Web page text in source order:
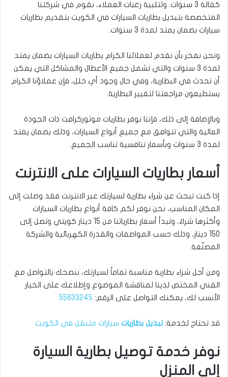
كفالة 3 سنوات. ولتلبية رغبات العملاء، نقوم في شركتنا
المتخصصة بتبديل بطاريات السيارات في الكويت بتقديم بطاريات
سيارات بضمان يمتد لمدة 3 سنوات.
ونحن نفخر بأن نقدم لعملائنا الكرام بطاريات السيارات بضمان يمتد
لمدة 3 سنوات والتي تشمل جميع الأعطال والمشاكل التي يمكن
أن تحدث في البطارية، وفي حال وجود أي خلل، فإن عملاؤنا الكرام
يستطيعون مراجعتنا لتغيير البطارية.
وبالإضافة إلى ذلك، فإننا نوفر بطاريات موتوركرافت ذات الجودة
العالية والتي تتوافق مع جميع أنواع السيارات، وذلك بضمان يمتد
لمدة 3 سنوات وبأسعار تنافسية تناسب الجميع.
أسعار بطاريات السيارات على الانترنت
إذا كنت تبحث عن شراء بطارية لسيارتك عبر الانترنت فقد وصلت إلى
المكان المناسب، نحن نوفر لكم كافة أنواع بطاريات السيارات
وأكثرها شراءً، وتبدأ أسعار بطارياتنا من 15 دينار كويتي وتصل إلى
150 دينار، وذلك حسب المواصفات والقدرة الكهربائية والشركة
المصنّعة.
ومن أجل شراء بطارية مناسبة تماماً لسيارتك، ننصحك بالتواصل مع
الفني المختص لدينا لمناقشة الموضوع وإطلاعك على الخيار
الأنسب لك، يمكنك التواصل على الرقم: 55633245
قد تحتاج لخدمة:تبديل بطاريات سيارات متنقل في الكويت
نوفر خدمة توصيل بطارية السيارة
إلى المنزل